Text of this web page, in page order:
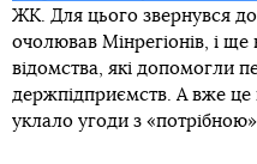
ЖК. Для цього звернувся
очолював Мінрегіонів, і
відомства, які допомогли
держпідприємств. А вже це
уклало угоди з